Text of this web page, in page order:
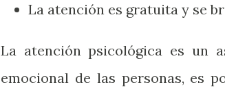
La atención es gratuita y se
La atención psicológica es un
emocional de las personas, es